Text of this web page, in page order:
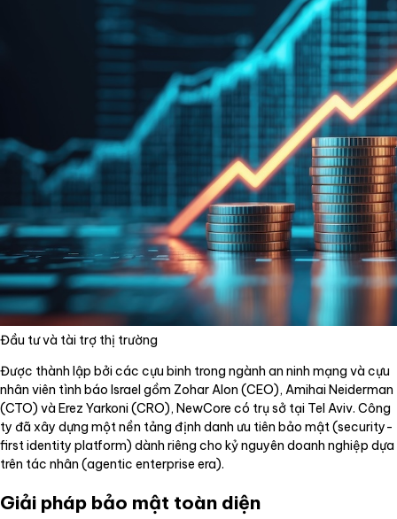
Đầu tư và tài trợ thị trường
Được thành lập bởi các cựu binh trong ngành an ninh mạng và cựu
nhân viên tình báo Israel gồm Zohar Alon (CEO), Amihai Neiderman
(CTO) và Erez Yarkoni (CRO), NewCore có trụ sở tại Tel Aviv. Công
ty đã xây dựng một nền tảng định danh ưu tiên bảo mật (security-
first identity platform) dành riêng cho kỷ nguyên doanh nghiệp dựa
trên tác nhân (agentic enterprise era).
Giải pháp bảo mật toàn diện